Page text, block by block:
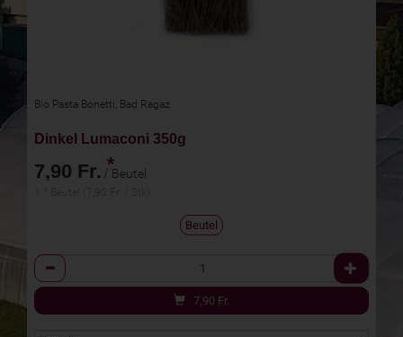
Bio Pasta Bonetti, Bad Ragaz
Dinkel Lumaconi 350g
7,90 Fr. *
/ Beutel
Beutel
Anzahl
7,90 Fr.